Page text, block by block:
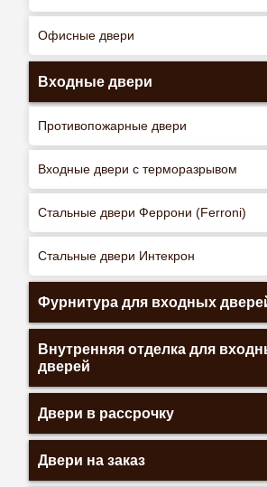
Офисные двери
Входные двери
Противопожарные двери
Входные двери с терморазрывом
Стальные двери Феррони (Ferroni)
Стальные двери Интекрон
Фурнитура для входных
Внутренняя отделка для
дверей
Двери в рассрочку
Двери на заказ